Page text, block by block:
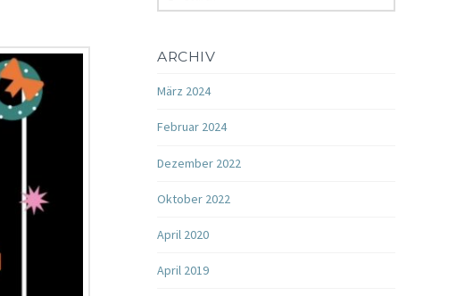
ARCHIV
März 2024
Februar 2024
Dezember 2022
Oktober 2022
April 2020
April 2019